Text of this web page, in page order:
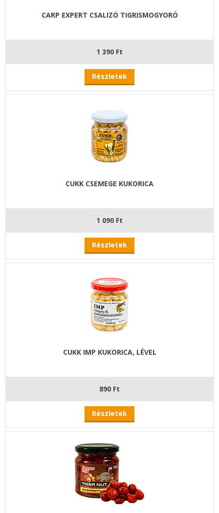
CARP EXPERT CSALIZÓ TIGRISMOGYORÓ
1 390 Ft
Részletek
CUKK CSEMEGE KUKORICA
1 090 Ft
Részletek
CUKK IMP KUKORICA, LÉVEL
890 Ft
Részletek